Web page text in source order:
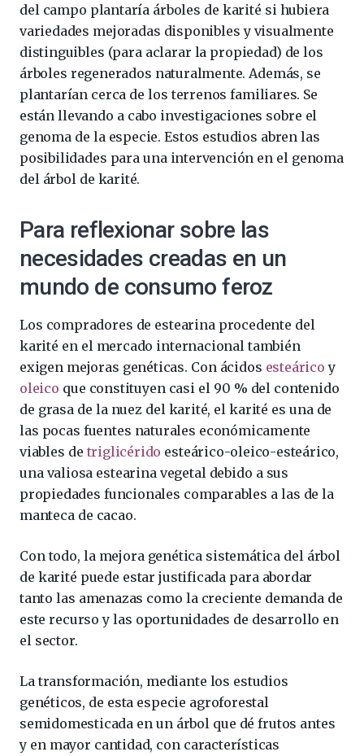
del campo plantaría árboles de karité si hubiera
variedades mejoradas disponibles y visualmente
distinguibles (para aclarar la propiedad) de los
árboles regenerados naturalmente. Además, se
plantarían cerca de los terrenos familiares. Se
están llevando a cabo investigaciones sobre el
genoma de la especie. Estos estudios abren las
posibilidades para una intervención en el genoma
del árbol de karité.
Para reflexionar sobre las
necesidades creadas en un
mundo de consumo feroz
Los compradores de estearina procedente del
karité en el mercado internacional también
exigen mejoras genéticas. Con ácidos esteárico y
oleico que constituyen casi el 90 % del contenido
de grasa de la nuez del karité, el karité es una de
las pocas fuentes naturales económicamente
viables de triglicérido esteárico-oleico-esteárico,
una valiosa estearina vegetal debido a sus
propiedades funcionales comparables a las de la
manteca de cacao.
Con todo, la mejora genética sistemática del árbol
de karité puede estar justificada para abordar
tanto las amenazas como la creciente demanda de
este recurso y las oportunidades de desarrollo en
el sector.
La transformación, mediante los estudios
genéticos, de esta especie agroforestal
semidomesticada en un árbol que dé frutos antes
y en mayor cantidad, con características